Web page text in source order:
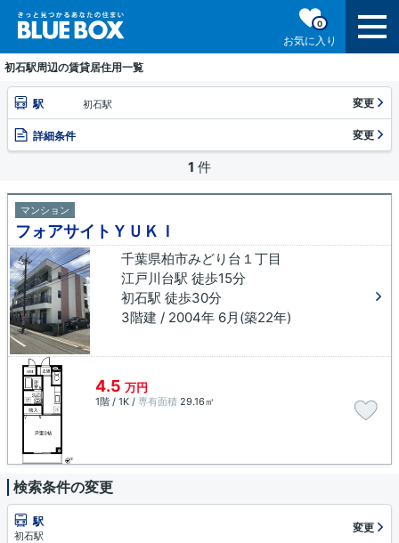
お気に入り
0
初石駅周辺の賃貸居住用一覧
駅 初石駅 変更
詳細条件 変更
1 件
マンション
フォアサイトＹＵＫＩ
千葉県柏市みどり台１丁目
江戸川台駅 徒歩15分
初石駅 徒歩30分
3階建 / 2004年 6月(築22年)
4.5 万円
1階 / 1K / 専有面積 29.16㎡
検索条件の変更
駅
初石駅
変更